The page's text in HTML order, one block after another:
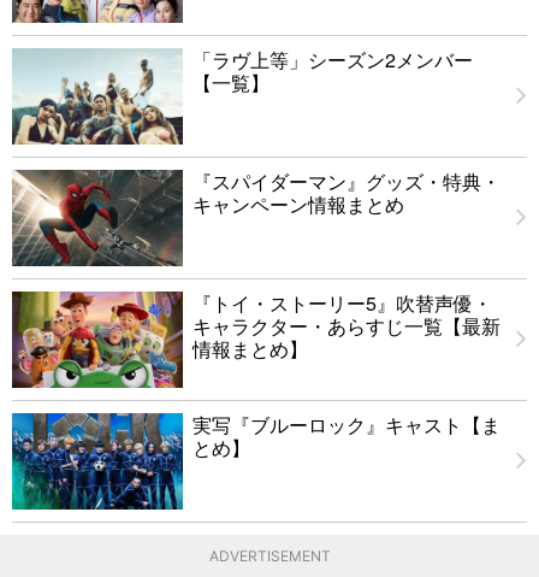
「ラヴ上等」シーズン2メンバー
【一覧】
『スパイダーマン』グッズ・特典・
キャンペーン情報まとめ
『トイ・ストーリー5』吹替声優・
キャラクター・あらすじ一覧【最新
情報まとめ】
実写『ブルーロック』キャスト【ま
とめ】
ADVERTISEMENT